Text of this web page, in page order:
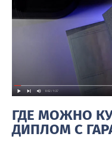
ГДЕ МОЖНО
ДИПЛОМ С